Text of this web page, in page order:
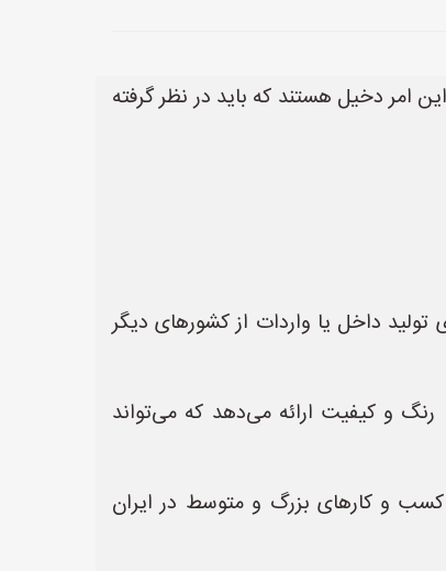
امر دخیل هستند که باید در نظر گرفته
داخل یا واردات از کشورهای دیگر
رنگ و کیفیت ارائه می‌دهد که می‌تواند
کسب و کارهای بزرگ و متوسط ​​در ایران